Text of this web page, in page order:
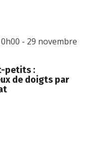
petits :
de doigts par
- 29 novembre